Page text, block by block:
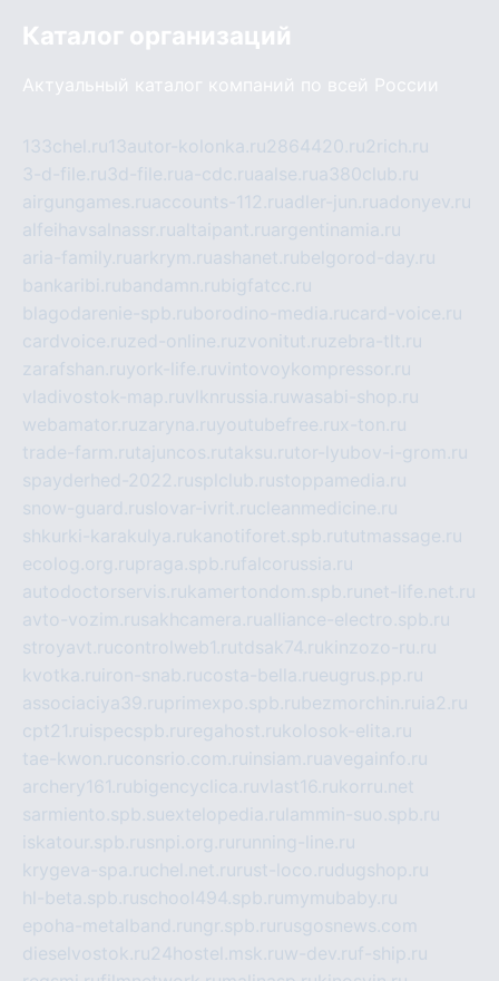
Каталог организаций
Актуальный каталог компаний по всей России
133chel.ru13autor-kolonka.ru2864420.ru2rich.ru
3-d-file.ru3d-file.rua-cdc.ruaalse.rua380club.ru
airgungames.ruaccounts-112.ruadler-jun.ruadonyev.ru
alfeihavsalnassr.rualtaipant.ruargentinamia.ru
aria-family.ruarkrym.ruashanet.rubelgorod-day.ru
bankaribi.rubandamn.rubigfatcc.ru
blagodarenie-spb.ruborodino-media.rucard-voice.ru
cardvoice.ruzed-online.ruzvonitut.ruzebra-tlt.ru
zarafshan.ruyork-life.ruvintovoykompressor.ru
vladivostok-map.ruvlknrussia.ruwasabi-shop.ru
webamator.ruzaryna.ruyoutubefree.rux-ton.ru
trade-farm.rutajuncos.rutaksu.rutor-lyubov-i-grom.ru
spayderhed-2022.rusplclub.rustoppamedia.ru
snow-guard.ruslovar-ivrit.rucleanmedicine.ru
shkurki-karakulya.rukanotiforet.spb.rututmassage.ru
ecolog.org.rupraga.spb.rufalcorussia.ru
autodoctorservis.rukamertondom.spb.ru net-life.net.ru
avto-vozim.rusakhcamera.rualliance-electro.spb.ru
stroyavt.rucontrolweb1.rutdsak74.rukinzozo-ru.ru
kvotka.ru iron-snab.rucosta-bella.rueugrus.pp.ru
associaciya39.ruprimexpo.spb.rubezmorchin.ru ia2.ru
cpt21.ru ispecspb.ru regahost.rukolosok-elita.ru
tae-kwon.ruconsrio.com.ru insiam.ruavegainfo.ru
archery161.rubigencyclica.ruvlast16.rukorru.net
sarmiento.spb.suextelopedia.ru lammin-suo.spb.ru
iskatour.spb.rusnpi.org.ru running-line.ru
krygeva-spa.ruchel.net.ru rust-loco.rudugshop.ru
hl-beta.spb.ruschool494.spb.ru mymubaby.ru
epoha-metalband.ru ngr.spb.ru rusgosnews.com
dieselvostok.ru24hostel.msk.ruw-dev.ruf-ship.ru